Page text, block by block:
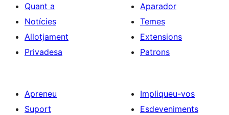
Quant a
Notícies
Allotjament
Privadesa
Aparador
Temes
Extensions
Patrons
Apreneu
Suport
Impliqueu-vos
Esdeveniments